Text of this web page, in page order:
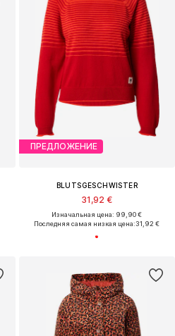
ПРЕДЛОЖЕНИЕ
BLUTSGESCHWISTER
31,92 €
Изначальная цена: 99,90 €
Последняя самая низкая цена:31,92 €